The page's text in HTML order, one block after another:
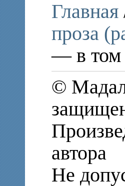
Главная
проза
— в том
©
автора
Не